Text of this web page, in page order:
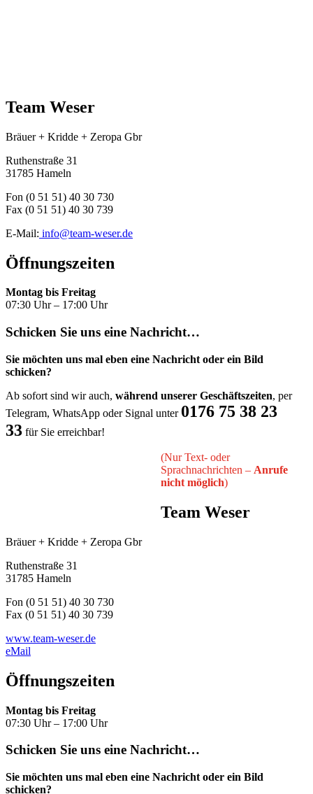
Team Weser
Bräuer + Kridde + Zeropa Gbr
Ruthenstraße 31
31785 Hameln
Fon (0 51 51) 40 30 730
Fax (0 51 51) 40 30 739
E-Mail: info@team-weser.de
Öffnungszeiten
Montag bis Freitag
07:30 Uhr – 17:00 Uhr
Schicken Sie uns eine Nachricht…
Sie möchten uns mal eben eine Nachricht oder ein Bild
schicken?
Ab sofort sind wir auch, während unserer Geschäftszeiten, per
Telegram, WhatsApp oder Signal unter 0176 75 38 23
33 für Sie erreichbar!
(Nur Text- oder
Sprachnachrichten – Anrufe
nicht möglich)
Team Weser
Bräuer + Kridde + Zeropa Gbr
Ruthenstraße 31
31785 Hameln
Fon (0 51 51) 40 30 730
Fax (0 51 51) 40 30 739
www.team-weser.de
eMail
Öffnungszeiten
Montag bis Freitag
07:30 Uhr – 17:00 Uhr
Schicken Sie uns eine Nachricht…
Sie möchten uns mal eben eine Nachricht oder ein Bild
schicken?